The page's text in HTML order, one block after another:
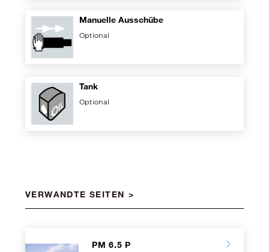
Manuelle Ausschübe
Optional
Tank
Optional
VERWANDTE SEITEN
PM 6.5 P